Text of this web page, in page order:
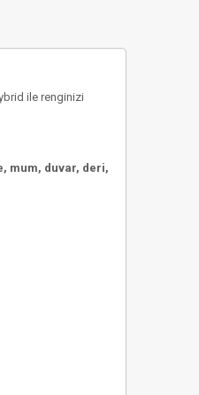
ile renginizi
mum, duvar, deri,